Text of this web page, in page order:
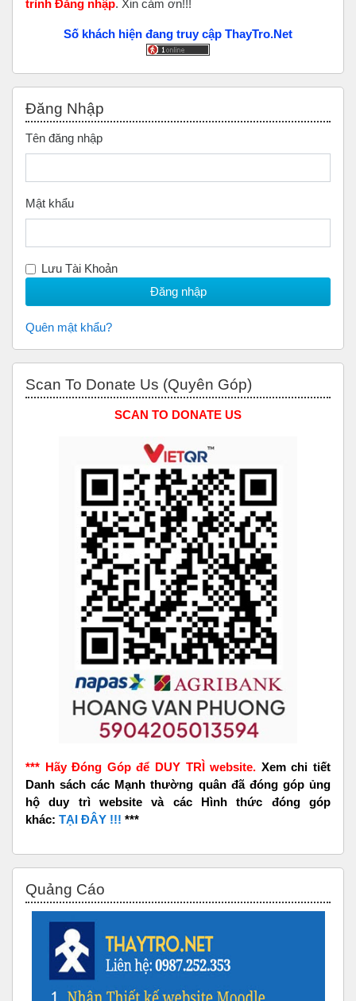
trình Đăng nhập. Xin cảm ơn!!!
Số khách hiện đang truy cập ThayTro.Net
Đăng Nhập
Tên đăng nhập
Mật khẩu
Lưu Tài Khoản
Quên mật khẩu?
Scan To Donate Us (Quyên Góp)
SCAN TO DONATE US
*** Hãy Đóng Góp để DUY TRÌ website. Xem chi tiết
Danh sách các Mạnh thường quân đã đóng góp ủng
hộ duy trì website và các Hình thức đóng góp
khác: TẠI ĐÂY !!! ***
Quảng Cáo